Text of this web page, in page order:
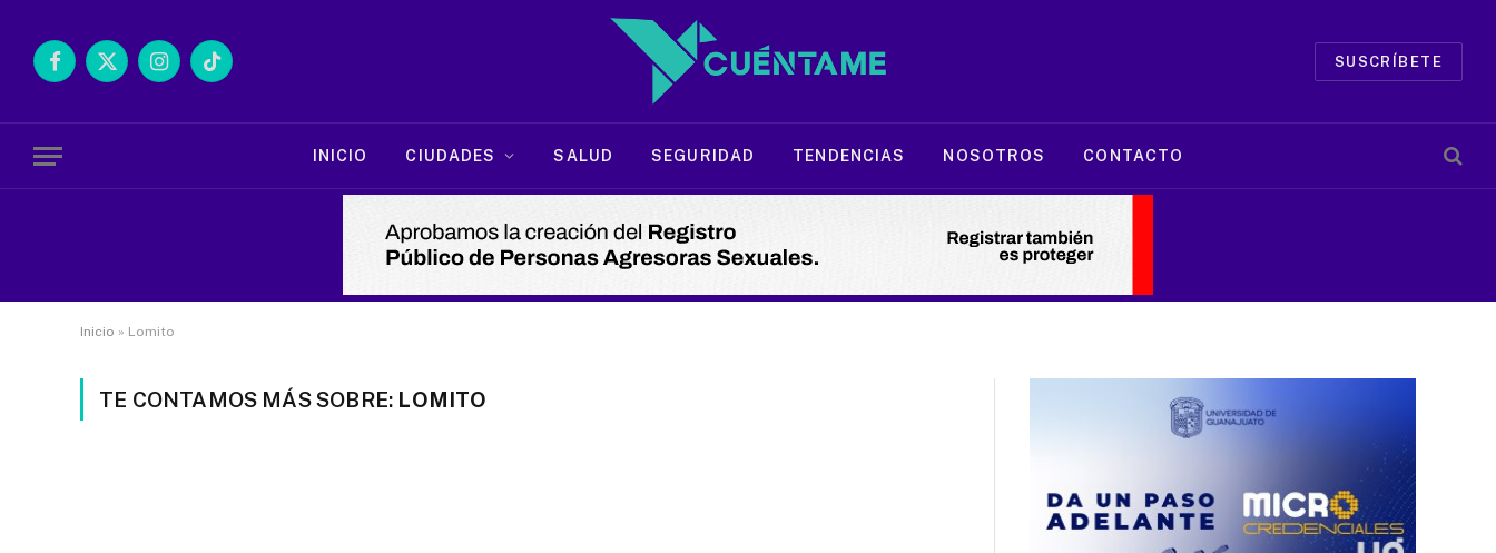
Facebook
X
InstagramTikTok
SUSCRÍBETE
INICIO CIUDADES SALUD SEGURIDAD TENDENCIAS NOSOTROS CONTACTO
Inicio » Lomito
TE CONTAMOS MÁS SOBRE: LOMITO